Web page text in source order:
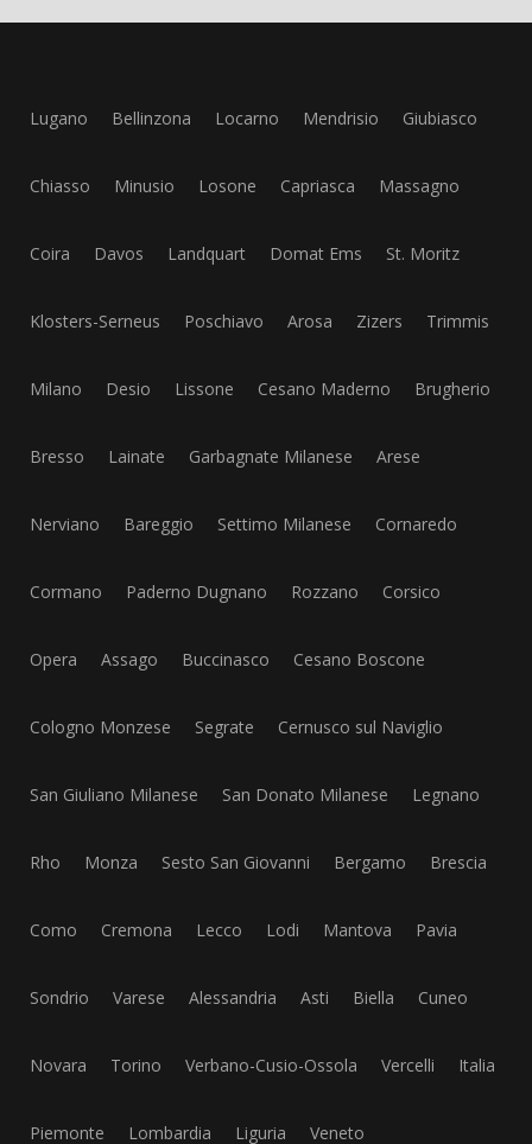
Lugano Bellinzona Locarno Mendrisio Giubiasco
Chiasso Minusio Losone Capriasca Massagno
Coira Davos Landquart Domat Ems St. Moritz
Klosters-Serneus Poschiavo Arosa Zizers Trimmis
Milano Desio Lissone Cesano Maderno Brugherio
Bresso Lainate Garbagnate Milanese Arese
Nerviano Bareggio Settimo Milanese Cornaredo
Cormano Paderno Dugnano Rozzano Corsico
Opera Assago Buccinasco Cesano Boscone
Cologno Monzese Segrate Cernusco sul Naviglio
San Giuliano Milanese San Donato Milanese Legnano
Rho Monza Sesto San Giovanni Bergamo Brescia
Como Cremona Lecco Lodi Mantova Pavia
Sondrio Varese Alessandria Asti Biella Cuneo
Novara Torino Verbano-Cusio-Ossola Vercelli Italia
Piemonte Lombardia Liguria Veneto